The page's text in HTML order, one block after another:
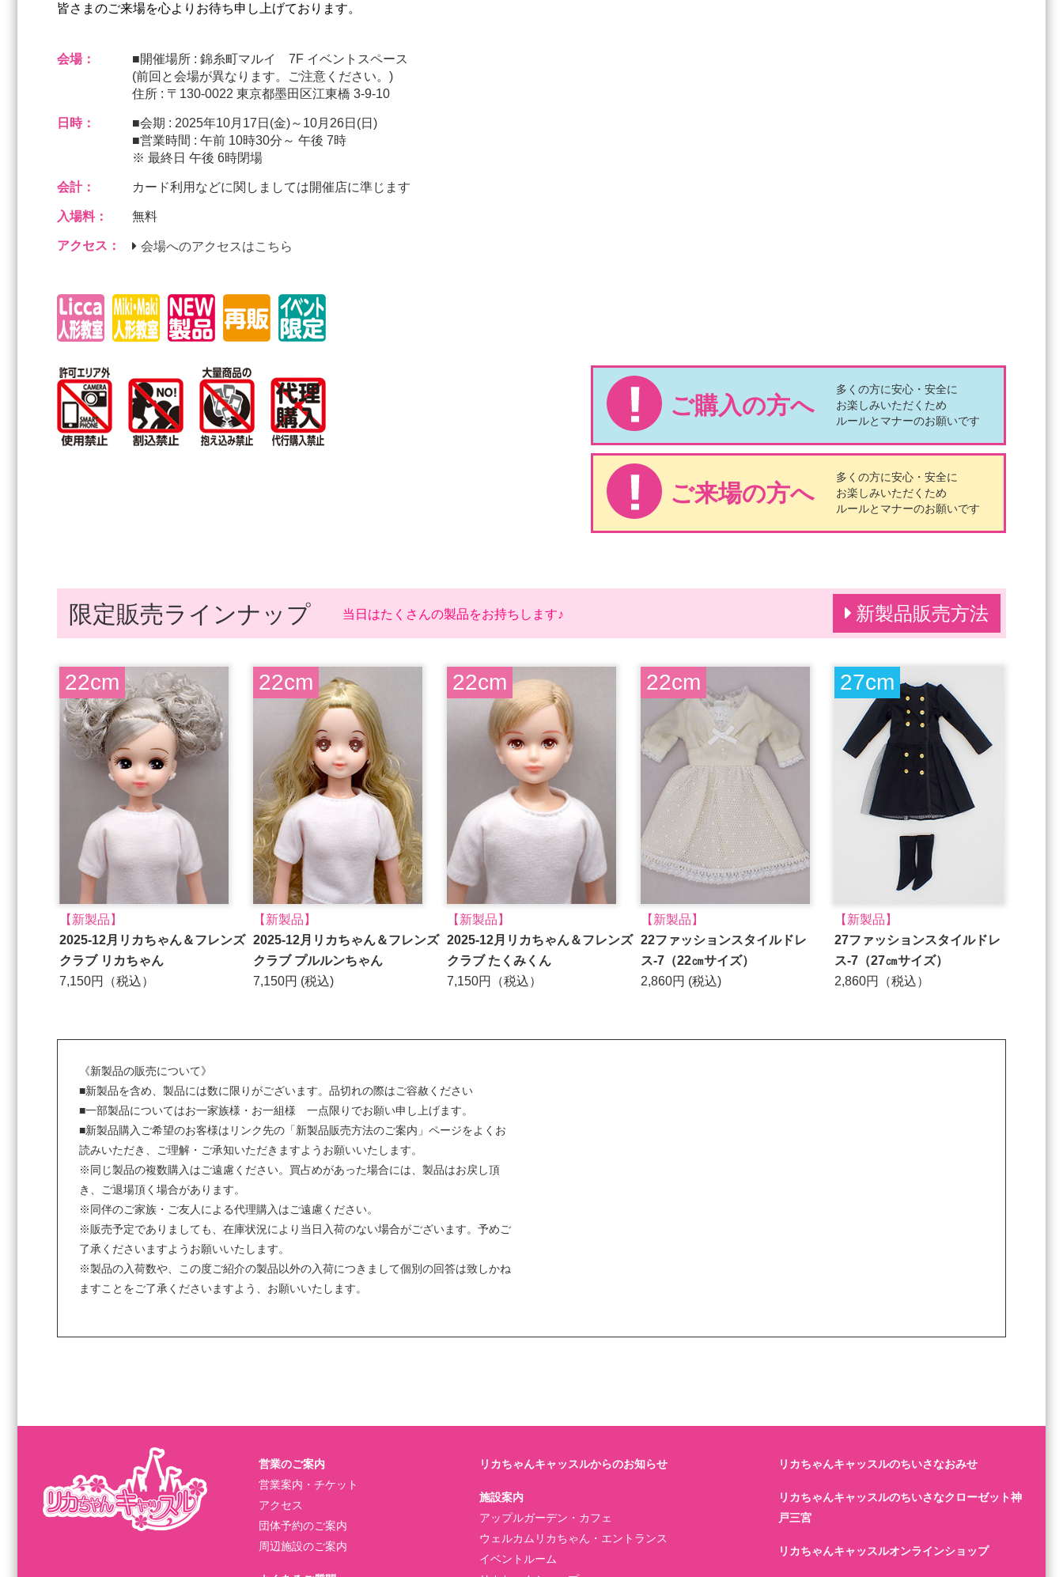
皆さまのご来場を心よりお待ち申し上げております。
会場：
■開催場所 : 錦糸町マルイ 7F イベントスペース
(前回と会場が異なります。ご注意ください。)
住所 : 〒130-0022 東京都墨田区江東橋 3-9-10
日時：
■会期 : 2025年10月17日(金)～10月26日(日)
■営業時間 : 午前 10時30分～ 午後 7時
※ 最終日 午後 6時閉場
会計： カード利用などに関しましては開催店に準じます
入場料： 無料
アクセス： 会場へのアクセスはこちら
ご購入の方へ
多くの方に安心・安全に
お楽しみいただくため
ルールとマナーのお願いです
ご来場の方へ
多くの方に安心・安全に
お楽しみいただくため
ルールとマナーのお願いです
限定販売ラインナップ 当日はたくさんの製品をお持ちします♪ 新製品販売方法
22cm
【新製品】
2025-12月リカちゃん＆フレンズ
クラブ リカちゃん
7,150円（税込）
22cm
【新製品】
2025-12月リカちゃん＆フレンズ
クラブ プルルンちゃん
7,150円 (税込)
22cm
【新製品】
2025-12月リカちゃん＆フレンズ
クラブ たくみくん
7,150円（税込）
22cm
【新製品】
22ファッションスタイルドレ
ス-7（22㎝サイズ）
2,860円 (税込)
27cm
【新製品】
27ファッションスタイルドレ
ス-7（27㎝サイズ）
2,860円（税込）
《新製品の販売について》
■新製品を含め、製品には数に限りがございます。品切れの際はご容赦ください
■一部製品についてはお一家族様・お一組様 一点限りでお願い申し上げます。
■新製品購入ご希望のお客様はリンク先の「新製品販売方法のご案内」ページをよくお
読みいただき、ご理解・ご承知いただきますようお願いいたします。
※同じ製品の複数購入はご遠慮ください。買占めがあった場合には、製品はお戻し頂
き、ご退場頂く場合があります。
※同伴のご家族・ご友人による代理購入はご遠慮ください。
※販売予定でありましても、在庫状況により当日入荷のない場合がございます。予めご
了承くださいますようお願いいたします。
※製品の入荷数や、この度ご紹介の製品以外の入荷につきまして個別の回答は致しかね
ますことをご了承くださいますよう、お願いいたします。
営業のご案内
営業案内・チケット
アクセス
団体予約のご案内
周辺施設のご案内
リカちゃんキャッスルからのお知らせ
施設案内
アップルガーデン・カフェ
ウェルカムリカちゃん・エントランス
イベントルーム
リカちゃんキャッスルのちいさなおみせ
リカちゃんキャッスルのちいさなクローゼット神
戸三宮
リカちゃんキャッスルオンラインショップ